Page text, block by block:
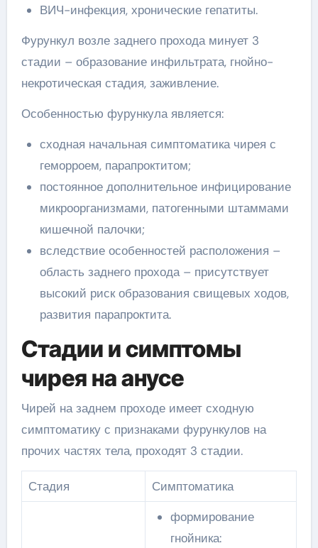
ВИЧ-инфекция, хронические гепатиты.
Фурункул возле заднего прохода минует 3
стадии – образование инфильтрата, гнойно-
некротическая стадия, заживление.
Особенностью фурункула является:
сходная начальная симптоматика чирея с
геморроем, парапроктитом;
постоянное дополнительное инфицирование
микроорганизмами, патогенными штаммами
кишечной палочки;
вследствие особенностей расположения –
область заднего прохода – присутствует
высокий риск образования свищевых ходов,
развития парапроктита.
Стадии и симптомы
чирея на анусе
Чирей на заднем проходе имеет сходную
симптоматику с признаками фурункулов на
прочих частях тела, проходят 3 стадии.
Стадия Симптоматика
формирование
гнойника: